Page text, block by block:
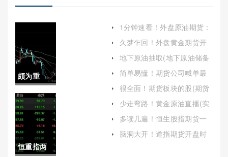
颇为重
要！外资
期货做多
(外资期货
做多了会
恒重指两
1分钟速看！外盘原油期货：
久梦乍回！外盘黄金期货开
地下原油抽取(地下原油储备
简单易懂！期货公司喊单最
资者广泛参与的一种金融工
具)
很全面！期货板块的股(期货
少走弯路！黄金原油直播(实
度解析)
多读几遍！恒生股指期货一
脑洞大开！道指期货开盘时